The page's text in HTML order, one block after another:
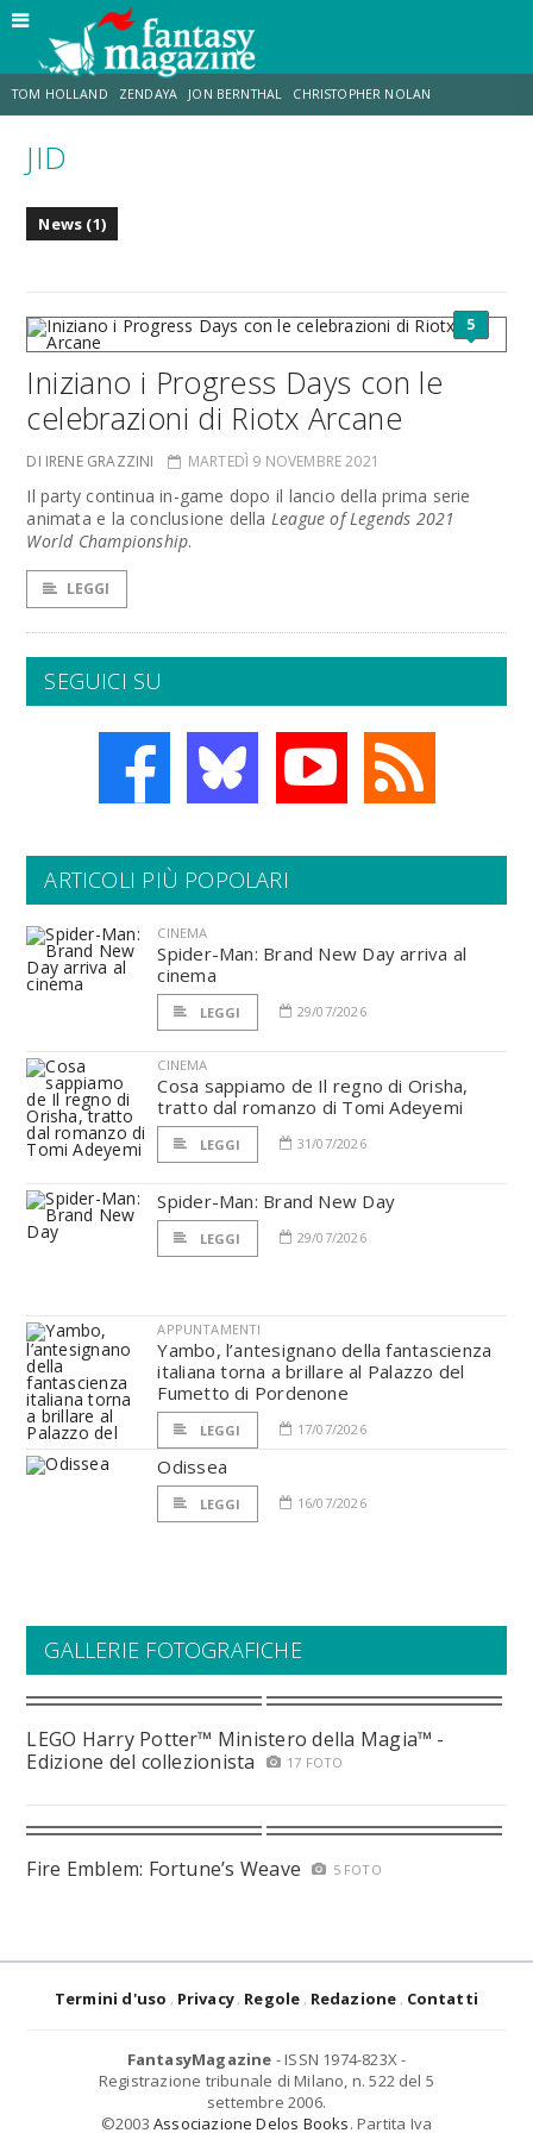
TOM HOLLAND ZENDAYA JON BERNTHAL CHRISTOPHER NOLAN
STRANIMONDI
JID
News (1)
5
Iniziano i Progress Days con le
celebrazioni di Riotx Arcane
DI IRENE GRAZZINI MARTEDÌ 9 NOVEMBRE 2021
Il party continua in-game dopo il lancio della prima serie
animata e la conclusione della League of Legends 2021
World Championship.
LEGGI
SEGUICI SU
ARTICOLI PIÙ POPOLARI
CINEMA
Spider-Man: Brand New Day arriva al
cinema
LEGGI 29/07/2026
CINEMA
Cosa sappiamo de Il regno di Orisha,
tratto dal romanzo di Tomi Adeyemi
LEGGI 31/07/2026
Spider-Man: Brand New Day
LEGGI 29/07/2026
APPUNTAMENTI
Yambo, l’antesignano della fantascienza
italiana torna a brillare al Palazzo del
Fumetto di Pordenone
LEGGI 17/07/2026
Odissea
LEGGI 16/07/2026
GALLERIE FOTOGRAFICHE
LEGO Harry Potter™ Ministero della Magia™ -
Edizione del collezionista
17 FOTO
Fire Emblem: Fortune’s Weave 5 FOTO
Termini d'uso Privacy Regole Redazione Contatti
FantasyMagazine - ISSN 1974-823X -
Registrazione tribunale di Milano, n. 522 del 5
settembre 2006.
©2003 Associazione Delos Books. Partita Iva